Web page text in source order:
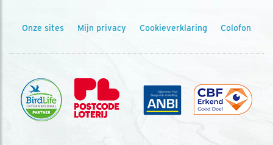
Onze sites Mijn privacy Cookieverklaring Colofon